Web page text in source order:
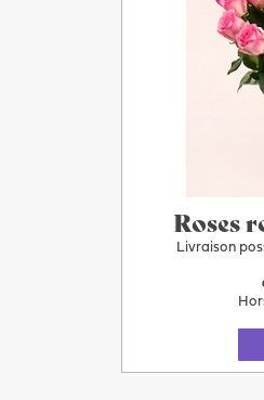
Roses
Livraison